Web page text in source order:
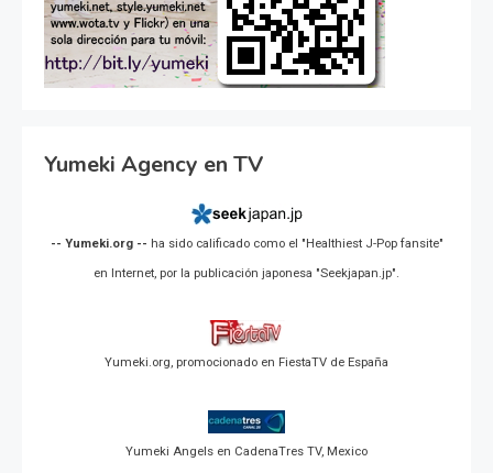
Yumeki Agency en TV
-- Yumeki.org -- ha sido calificado como el "Healthiest J-Pop fansite"
en Internet, por la publicación japonesa "Seekjapan.jp".
Yumeki.org, promocionado en FiestaTV de España
Yumeki Angels en CadenaTres TV, Mexico